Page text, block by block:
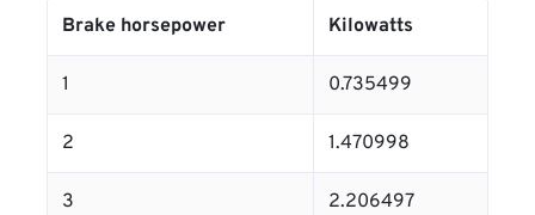
Brake horsepower Kilowatts
1 0.735499
2 1.470998
3 2.206497